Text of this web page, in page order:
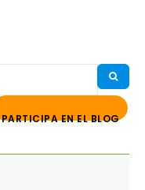
PARTICIPA EN EL BLOG